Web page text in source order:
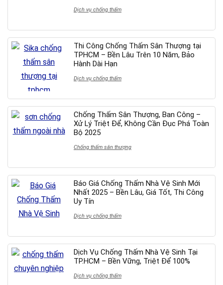
Dịch vụ chống thấm
Thi Công Chống Thấm Sân Thượng tại
TPHCM – Bền Lâu Trên 10 Năm, Bảo
Hành Dài Hạn
Dịch vụ chống thấm
Chống Thấm Sân Thượng, Ban Công –
Xử Lý Triệt Để, Không Cần Đục Phá Toàn
Bộ 2025
Chống thấm sân thượng
Báo Giá Chống Thấm Nhà Vệ Sinh Mới
Nhất 2025 – Bền Lâu, Giá Tốt, Thi Công
Uy Tín
Dịch vụ chống thấm
Dịch Vụ Chống Thấm Nhà Vệ Sinh Tại
TP.HCM – Bền Vững, Triệt Để 100%
Dịch vụ chống thấm